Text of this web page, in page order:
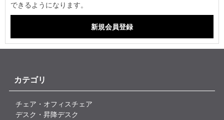
できるようになります。
カテゴリ
チェア・オフィスチェア
デスク・昇降デスク